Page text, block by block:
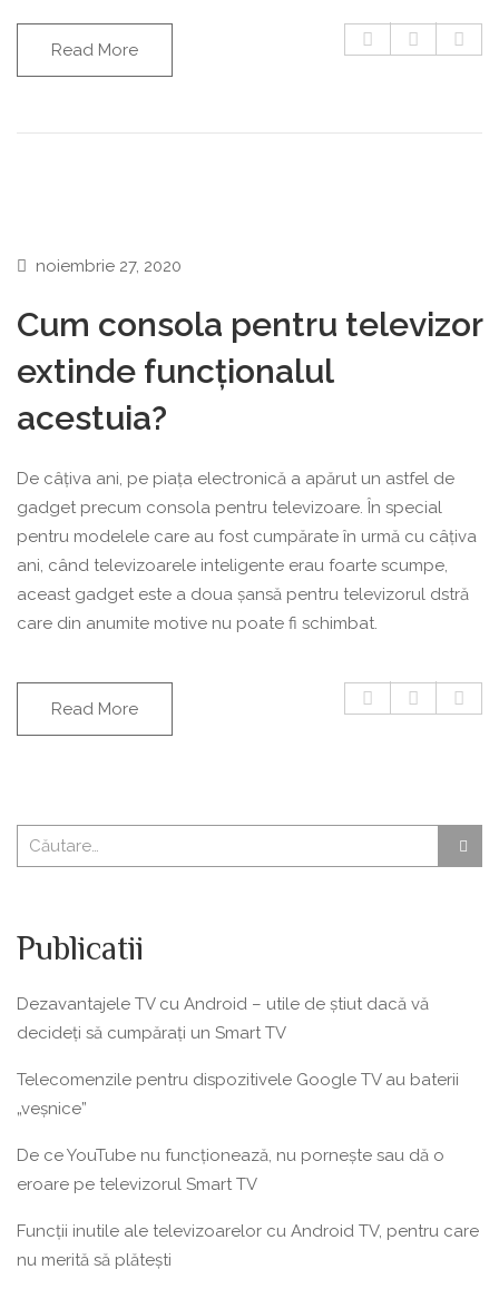
Read More
noiembrie 27, 2020
Cum consola pentru televizor
extinde funcționalul
acestuia?
De câțiva ani, pe piața electronică a apărut un astfel de
gadget precum consola pentru televizoare. În special
pentru modelele care au fost cumpărate în urmă cu câțiva
ani, când televizoarele inteligente erau foarte scumpe,
aceast gadget este a doua șansă pentru televizorul dstră
care din anumite motive nu poate fi schimbat.
Read More
Publicatii
Dezavantajele TV cu Android – utile de știut dacă vă
decideți să cumpărați un Smart TV
Telecomenzile pentru dispozitivele Google TV au baterii
„veșnice”
De ce YouTube nu funcționează, nu pornește sau dă o
eroare pe televizorul Smart TV
Funcții inutile ale televizoarelor cu Android TV, pentru care
nu merită să plătești